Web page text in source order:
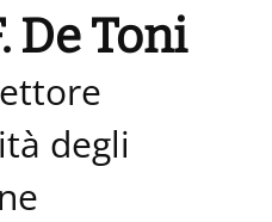
De Toni
degli